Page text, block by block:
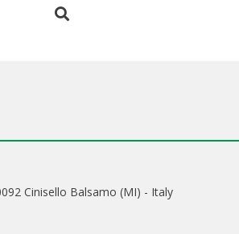
Cinisello Balsamo (MI) - Italy